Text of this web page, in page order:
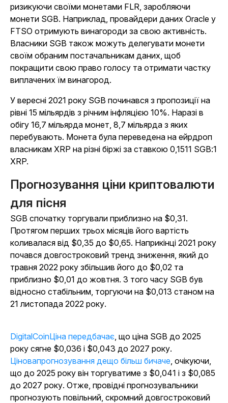
ризикуючи своїми монетами FLR, заробляючи
монети SGB. Наприклад, провайдери даних Oracle у
FTSO отримують винагороди за свою активність.
Власники SGB також можуть делегувати монети
своїм обраним постачальникам даних, щоб
покращити свою право голосу та отримати частку
виплачених їм винагород.
У вересні 2021 року SGB починався з пропозиції на
рівні 15 мільярдів з річним інфляцією 10%. Наразі в
обігу 16,7 мільярда монет, 8,7 мільярда з яких
перебувають. Монета була переведена на ейрдроп
власникам XRP на різні біржі за ставкою 0,1511 SGB:1
XRP.
Прогнозування ціни криптовалюти
для пісня
SGB спочатку торгували приблизно на $0,31.
Протягом перших трьох місяців його вартість
коливалася від $0,35 до $0,65. Наприкінці 2021 року
почався довгостроковий тренд зниження, який до
травня 2022 року збільшив його до $0,02 та
приблизно $0,01 до жовтня. З того часу SGB був
відносно стабільним, торгуючи на $0,013 станом на
21 листопада 2022 року.
DigitalCoinЦіна передбачає, що ціна SGB до 2025
року сягне $0,036 і $0,043 до 2027 року.
Ціновапрогнозування дещо більш бичаче, очікуючи,
що до 2025 року він торгуватиме з $0,041 і з $0,085
до 2027 року. Отже, провідні прогнозувальники
прогнозують повільний, скромний довгостроковий